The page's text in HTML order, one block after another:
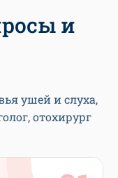
и
ушей и слуха,
отохирург